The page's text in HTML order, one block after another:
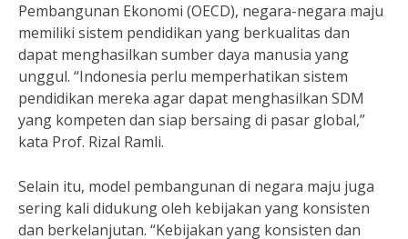
Pembangunan Ekonomi (OECD), negara-negara maju
memiliki sistem pendidikan yang berkualitas dan
dapat menghasilkan sumber daya manusia yang
unggul. “Indonesia perlu memperhatikan sistem
pendidikan mereka agar dapat menghasilkan SDM
yang kompeten dan siap bersaing di pasar global,”
kata Prof. Rizal Ramli.
Selain itu, model pembangunan di negara maju juga
sering kali didukung oleh kebijakan yang konsisten
dan berkelanjutan. “Kebijakan yang konsisten dan